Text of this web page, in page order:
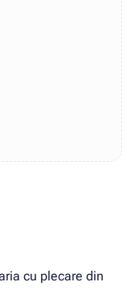
cu plecare din